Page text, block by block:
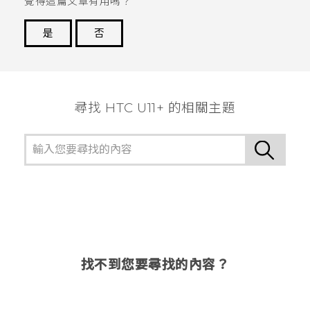
是
否
尋找 HTC U11+ 的相關主題
找不到您要尋找的內容？